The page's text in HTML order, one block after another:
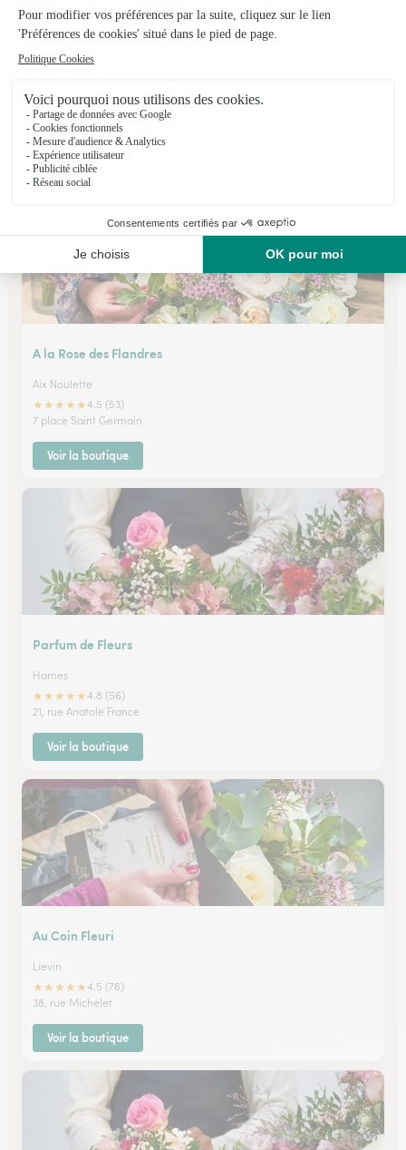
Flor Halle
Lens
★★★★★4.9 (145)
27, Bd Emie Basly
Voir la boutique
A la Rose des Flandres
Aix Noulette
★★★★★4.5 (53)
7 place Saint Germain
Voir la boutique
Parfum de Fleurs
Harnes
★★★★★4.8 (56)
21, rue Anatole France
Voir la boutique
Au Coin Fleuri
Lievin
★★★★★4.5 (76)
38, rue Michelet
Voir la boutique